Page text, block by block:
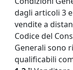
dagli articoli 3
vendite a
Codice del
Generali sono
qualificabili